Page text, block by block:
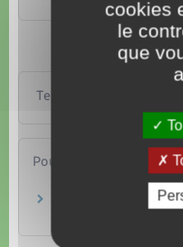
Textes de référence
Pour en savoir plus
La prime de
cookies
le
que